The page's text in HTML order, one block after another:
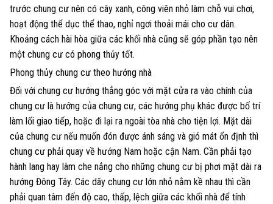
trước chung cư nên có cây xanh, công viên nhỏ làm chỗ vui chơi,
hoạt động thể dục thể thao, nghỉ ngơi thoải mái cho cư dân.
Khoảng cách hài hòa giữa các khối nhà cũng sẽ góp phần tạo nên
một chung cư có phong thủy tốt.
Phong thủy chung cư theo hướng nhà
Đối với chung cư hướng thẳng góc với mặt cửa ra vào chính của
chung cư là hướng của chung cư, các hướng phụ khác được bố trí
làm lối giao tiếp, hoặc đi lại ra ngoài tòa nhà cho tiện lợi. Mặt dài
của chung cư nếu muốn đón được ánh sáng và gió mát ổn định thì
chung cư phải quay về hướng Nam hoặc cận Nam. Cần phải tạo
hành lang hay làm che nắng cho những chung cư bị phơi mặt dài ra
hướng Đông Tây. Các dãy chung cư lớn nhỏ nằm kề nhau thì cần
phải quan tâm đến độ cao, thấp, lệch giữa các khối nhà để tính